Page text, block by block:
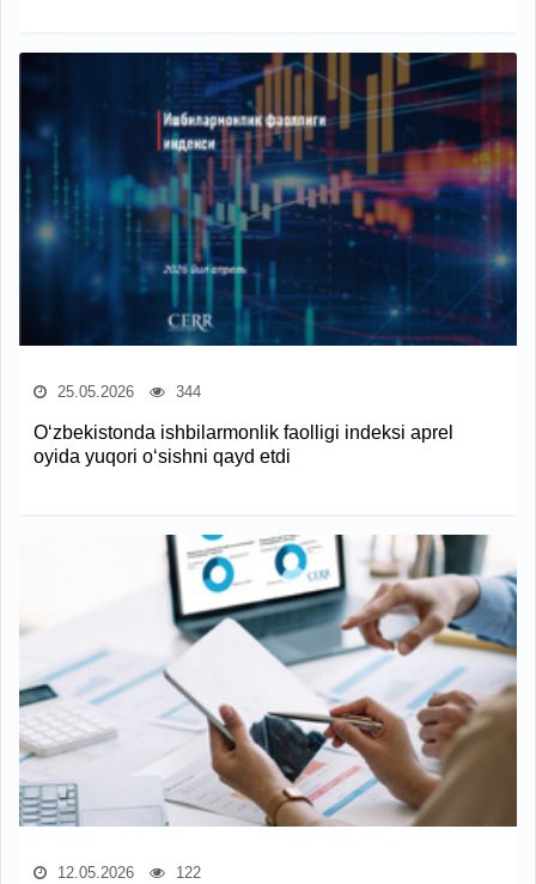
25.05.2026 344
O‘zbekistonda ishbilarmonlik faolligi indeksi aprel
oyida yuqori o‘sishni qayd etdi
12.05.2026 122